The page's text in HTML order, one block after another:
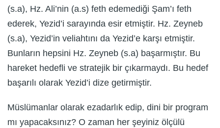
(s.a), Hz. Ali’nin (a.s) feth edemediği Şam’ı feth
ederek, Yezid’i sarayında esir etmiştir. Hz. Zeyneb
(s.a), Yezid’in veliahtını da Yezid’e karşı etmiştir.
Bunların hepsini Hz. Zeyneb (s.a) başarmıştır. Bu
hareket hedefli ve stratejik bir çıkarmaydı. Bu hedef
başarılı olarak Yezid’i dize getirmiştir.
Müslümanlar olarak ezadarlık edip, dini bir program
mı yapacaksınız? O zaman her şeyiniz ölçülü